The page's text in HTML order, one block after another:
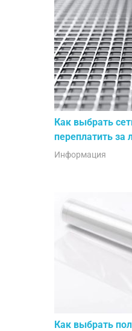
Как выбрать
переплатить за
Информация
Как выбрать